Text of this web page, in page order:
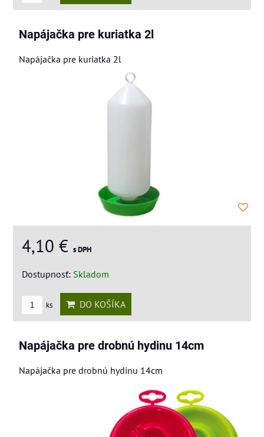
Napájačka pre kuriatka 2l
Napájačka pre kuriatka 2l
4,10 € s DPH
Dostupnosť: Skladom
ks DO KOŠÍKA
Napájačka pre drobnú hydinu 14cm
Napájačka pre drobnú hydinu 14cm